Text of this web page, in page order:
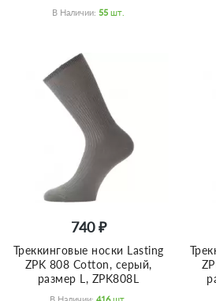
В Наличии: 55 Шт.
740 ₽
Треккинговые носки Lasting
ZPK 808 Cotton, серый,
размер L, ZPK808L
В Наличии: 416 Шт.